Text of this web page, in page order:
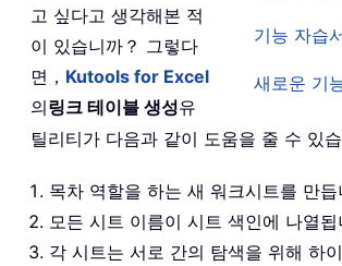
기능 자습
새로운 기
고 싶다고 생각해본 적
이 있습니까？ 그렇다
면， Kutools for Excel
의링크 테이블 생성유
틸리티가 다음과 같이 도움을 줄 수 있습
목차 역할을 하는 새 워크시트를 만듭
모든 시트 이름이 시트 색인에 나열됩
각 시트는 서로 간의 탐색을 위해 하